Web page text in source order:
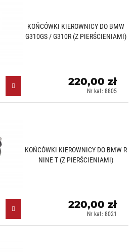
KOŃCÓWKI KIEROWNICY DO BMW
G310GS / G310R (Z PIERŚCIENIAMI)
220,00 zł
Nr kat: 8805
KOŃCÓWKI KIEROWNICY DO BMW R
NINE T (Z PIERŚCIENIAMI)
220,00 zł
Nr kat: 8021